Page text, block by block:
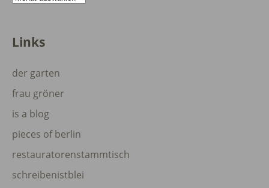
Links
der garten
frau gröner
is a blog
pieces of berlin
restauratorenstammtisch
schreibenistblei